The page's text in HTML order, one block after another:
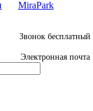
Звонок
бесплатный
8 495 011 11 21
MiraPark
Звонок бесплатный
Электронная почта